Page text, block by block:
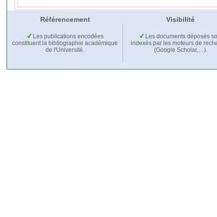
Référencement Visibilité
Les publications encodées
constituent la bibliographie académique
de l'Université.
Les documents déposés
indexés par les moteurs de
(Google Scholar,…).